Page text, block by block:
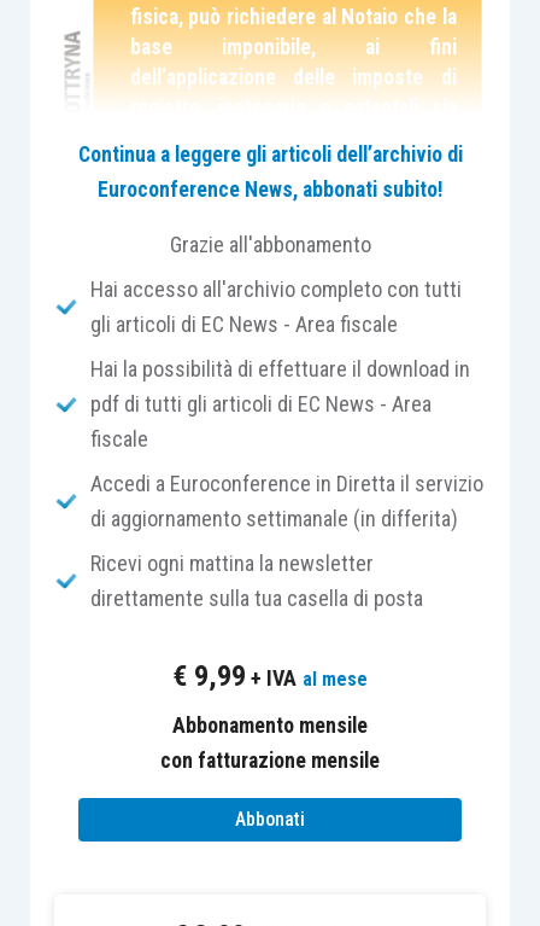
fisica, può richiedere al Notaio che la
base imponibile, ai fini
dell’applicazione delle imposte di
Al fine di approfondire i diversi
aspetti della materia, è stata
Imposte indirette”, una apposita
Scheda di studio.
Il presente contributo individua i
– per l’applicazione della regola
prezzo-valore.
Sotto ilprofilo soggettivo, la regola del “prezzo-
valore” può trovare applicazione nel caso di
trasferimenti a favore di persone fisiche che
non agiscano nell’esercizio di attività
Resta pertanto esclusa l’applicazione di detta
disciplina nel caso di:
cessioni nelle quali parte acquirente sia
una società, un ente collettivo, un ente
Continua a leggere gli articoli dell’archivio di
Euroconference News, abbonati subito!
Grazie all'abbonamento
Hai accesso all'archivio completo con tutti
gli articoli di EC News - Area fiscale
Hai la possibilità di effettuare il download in
pdf di tutti gli articoli di EC News - Area
fiscale
Accedi a Euroconference in Diretta il servizio
di aggiornamento settimanale (in differita)
Ricevi ogni mattina la newsletter
direttamente sulla tua casella di posta
€ 9,99 + IVA al mese
Abbonamento mensile
con fatturazione mensile
Abbonati